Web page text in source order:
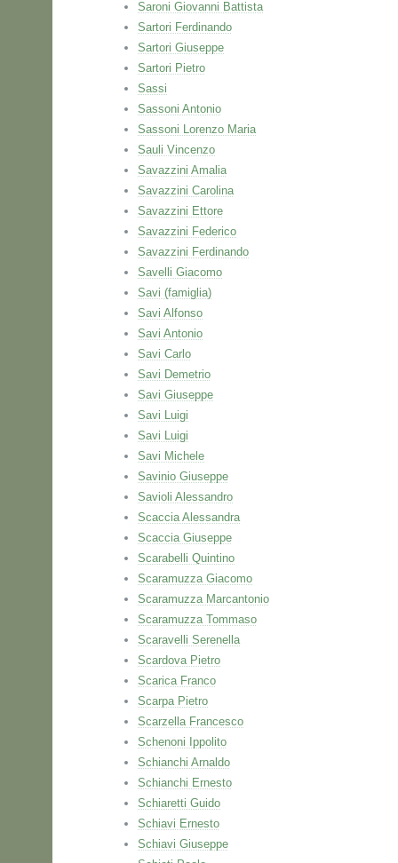
Saroni Giovanni Battista
Sartori Ferdinando
Sartori Giuseppe
Sartori Pietro
Sassi
Sassoni Antonio
Sassoni Lorenzo Maria
Sauli Vincenzo
Savazzini Amalia
Savazzini Carolina
Savazzini Ettore
Savazzini Federico
Savazzini Ferdinando
Savelli Giacomo
Savi (famiglia)
Savi Alfonso
Savi Antonio
Savi Carlo
Savi Demetrio
Savi Giuseppe
Savi Luigi
Savi Luigi
Savi Michele
Savinio Giuseppe
Savioli Alessandro
Scaccia Alessandra
Scaccia Giuseppe
Scarabelli Quintino
Scaramuzza Giacomo
Scaramuzza Marcantonio
Scaramuzza Tommaso
Scaravelli Serenella
Scardova Pietro
Scarica Franco
Scarpa Pietro
Scarzella Francesco
Schenoni Ippolito
Schianchi Arnaldo
Schianchi Ernesto
Schiaretti Guido
Schiavi Ernesto
Schiavi Giuseppe